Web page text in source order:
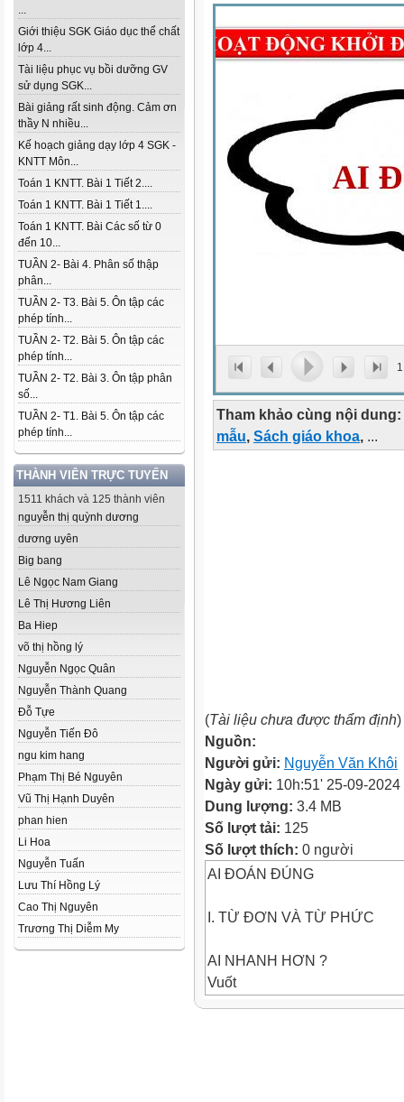
...
Giới thiệu SGK Giáo dục thể chất
lớp 4...
Tài liệu phục vụ bồi dưỡng GV
sử dụng SGK...
Bài giảng rất sinh động. Cảm ơn
thầy N nhiều...
Kế hoạch giảng dạy lớp 4 SGK -
KNTT Môn...
Toán 1 KNTT. Bài 1 Tiết 2....
Toán 1 KNTT. Bài 1 Tiết 1....
Toán 1 KNTT. Bài Các số từ 0
đến 10...
TUẦN 2- Bài 4. Phân số thập
phân...
TUẦN 2- T3. Bài 5. Ôn tập các
phép tính...
TUẦN 2- T2. Bài 5. Ôn tập các
phép tính...
TUẦN 2- T2. Bài 3. Ôn tập phân
số...
TUẦN 2- T1. Bài 5. Ôn tập các
phép tính...
THÀNH VIÊN TRỰC TUYẾN
1511 khách và 125 thành viên
nguyễn thị quỳnh dương
dương uyên
Big bang
Lê Ngọc Nam Giang
Lê Thị Hương Liên
Ba Hiep
võ thị hồng lý
Nguyễn Ngọc Quân
Nguyễn Thành Quang
Đỗ Tựe
Nguyễn Tiến Đô
ngu kim hang
Phạm Thị Bé Nguyên
Vũ Thị Hạnh Duyên
phan hien
Li Hoa
Nguyễn Tuấn
Lưu Thí Hồng Lý
Cao Thị Nguyên
Trương Thị Diễm My
1
Tham khảo cùng nội dung:
mẫu, Sách giáo khoa, ...
(Tài liệu chưa được thẩm định)
Nguồn:
Người gửi: Nguyễn Văn Khôi
Ngày gửi: 10h:51' 25-09-2024
Dung lượng: 3.4 MB
Số lượt tải: 125
Số lượt thích: 0 người
AI ĐOÁN ĐÚNG
I. TỪ ĐƠN VÀ TỪ PHỨC
AI NHANH HƠN ?
Vuốt